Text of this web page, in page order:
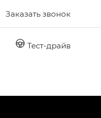
Заказать звонок
Тест-драйв